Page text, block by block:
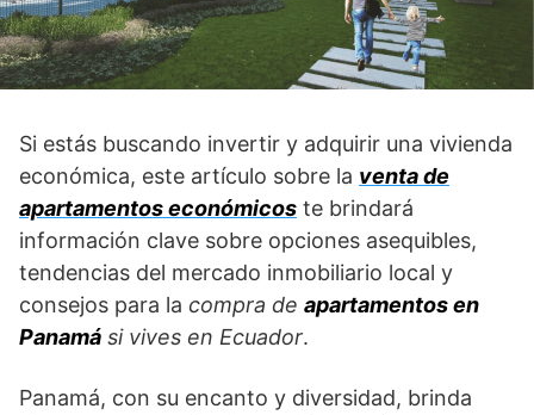
Si estás buscando invertir y adquirir una vivienda
económica, este artículo sobre la venta de
apartamentos económicos te brindará
información clave sobre opciones asequibles,
tendencias del mercado inmobiliario local y
consejos para la compra de apartamentos en
Panamá si vives en Ecuador.
Panamá, con su encanto y diversidad, brinda